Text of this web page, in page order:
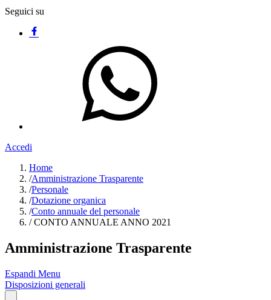
Seguici su
Accedi
Home
/Amministrazione Trasparente
/Personale
/Dotazione organica
/Conto annuale del personale
/CONTO ANNUALE ANNO 2021
Amministrazione Trasparente
Espandi Menu
Disposizioni generali